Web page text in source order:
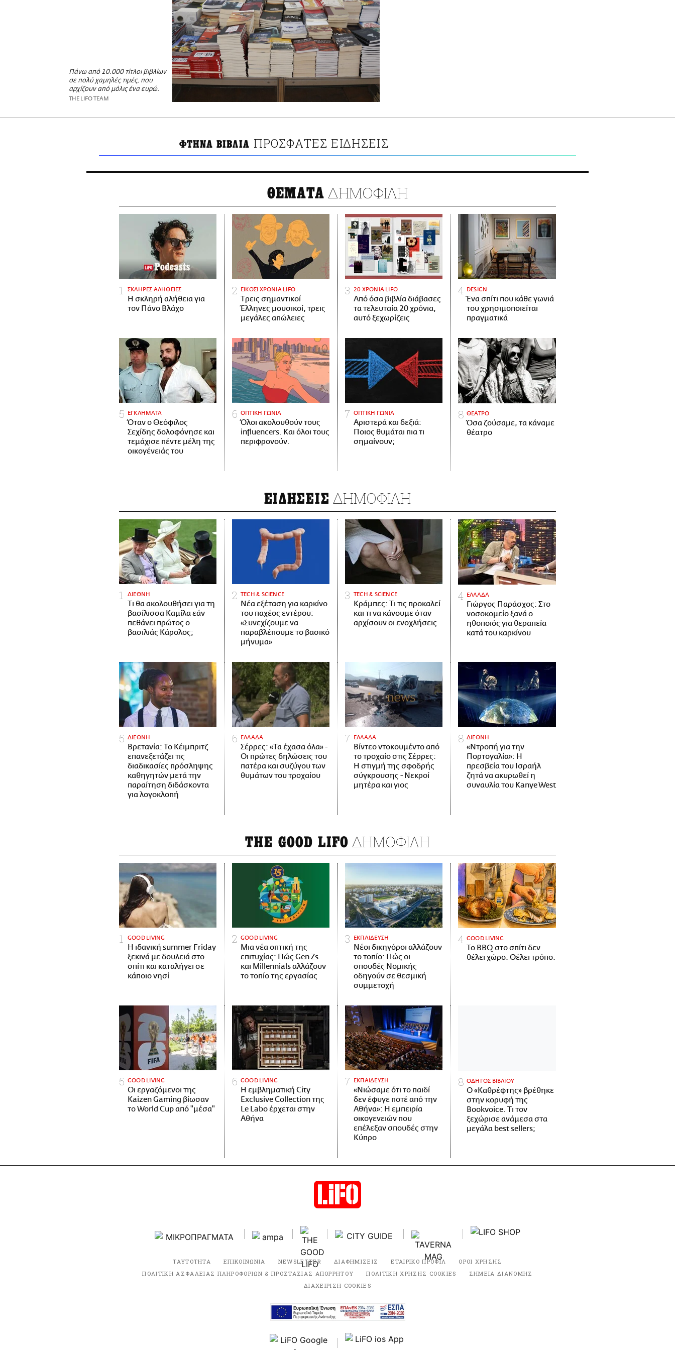
Πάνω από 10.000 τίτλοι βιβλίων
σε πολύ χαμηλές τιμές, που
αρχίζουν από μόλις ένα ευρώ.
THE LIFO TEAM
ΦΤΗΝΑ ΒΙΒΛΙΑ ΠΡΟΣΦΑΤΕΣ ΕΙΔΗΣΕΙΣ
ΘΕΜΑΤΑ ΔΗΜΟΦΙΛΗ
ΣΚΛΗΡΕΣ ΑΛΗΘΕΙΕΣ
H σκληρή αλήθεια για
τον Πάνο Βλάχο
ΕΙΚΟΣΙ ΧΡΟΝΙΑ LIFO
Tρεις σημαντικοί
Έλληνες μουσικοί, τρεις
μεγάλες απώλειες
20 ΧΡΟΝΙΑ LIFO
Από όσα βιβλία διάβασες
τα τελευταία 20 χρόνια,
αυτό ξεχωρίζεις
DESIGN
Ένα σπίτι που κάθε γωνιά
του χρησιμοποιείται
πραγματικά
ΕΓΚΛΗΜΑΤΑ
Όταν ο Θεόφιλος
Σεχίδης δολοφόνησε και
τεμάχισε πέντε μέλη της
οικογένειάς του
ΟΠΤΙΚΗ ΓΩΝΙΑ
Όλοι ακολουθούν τους
influencers. Και όλοι τους
περιφρονούν.
ΟΠΤΙΚΗ ΓΩΝΙΑ
Αριστερά και δεξιά:
Ποιος θυμάται πια τι
σημαίνουν;
ΘΕΑΤΡΟ
Όσα ζούσαμε, τα κάναμε
θέατρο
ΕΙΔΗΣΕΙΣ ΔΗΜΟΦΙΛΗ
ΔΙΕΘΝΗ
Τι θα ακολουθήσει για τη
βασίλισσα Καμίλα εάν
πεθάνει πρώτος ο
βασιλιάς Κάρολος;
ΤECH & SCIENCE
Νέα εξέταση για καρκίνο
του παχέος εντέρου:
«Συνεχίζουμε να
παραβλέπουμε το βασικό
μήνυμα»
ΤECH & SCIENCE
Κράμπες: Τι τις προκαλεί
και τι να κάνουμε όταν
αρχίσουν οι ενοχλήσεις
ΕΛΛΑΔΑ
Γιώργος Παράσχος: Στο
νοσοκομείο ξανά ο
ηθοποιός για θεραπεία
κατά του καρκίνου
ΔΙΕΘΝΗ
Βρετανία: Το Κέιμπριτζ
επανεξετάζει τις
διαδικασίες πρόσληψης
καθηγητών μετά την
παραίτηση διδάσκοντα
για λογοκλοπή
ΕΛΛΑΔΑ
Σέρρες: «Τα έχασα όλα» -
Οι πρώτες δηλώσεις του
πατέρα και συζύγου των
θυμάτων του τροχαίου
ΕΛΛΑΔΑ
Βίντεο ντοκουμέντο από
το τροχαίο στις Σέρρες:
Η στιγμή της σφοδρής
σύγκρουσης - Νεκροί
μητέρα και γιος
ΔΙΕΘΝΗ
«Ντροπή για την
Πορτογαλία»: Η
πρεσβεία του Ισραήλ
ζητά να ακυρωθεί η
συναυλία του Kanye West
THE GOOD LIFO ΔΗΜΟΦΙΛΗ
GOOD LIVING
Η ιδανική summer Friday
ξεκινά με δουλειά στο
σπίτι και καταλήγει σε
κάποιο νησί
GOOD LIVING
Μια νέα οπτική της
επιτυχίας: Πώς Gen Zs
και Millennials αλλάζουν
το τοπίο της εργασίας
ΕΚΠΑΙΔΕΥΣΗ
Νέοι δικηγόροι αλλάζουν
το τοπίο: Πώς οι
σπουδές Νομικής
οδηγούν σε θεσμική
συμμετοχή
GOOD LIVING
Το BBQ στο σπίτι δεν
θέλει χώρο. Θέλει τρόπο.
GOOD LIVING
Οι εργαζόμενοι της
Kaizen Gaming βίωσαν
το World Cup από "μέσα"
GOOD LIVING
Η εμβληματική City
Exclusive Collection της
Le Labo έρχεται στην
Αθήνα
ΕΚΠΑΙΔΕΥΣΗ
«Νιώσαμε ότι το παιδί
δεν έφυγε ποτέ από την
Αθήνα»: Η εμπειρία
οικογενειών που
επέλεξαν σπουδές στην
Κύπρο
ΟΔΗΓΟΣ ΒΙΒΛΙΟΥ
Ο «Καθρέφτης» βρέθηκε
στην κορυφή της
Bookvoice. Τι τον
ξεχώρισε ανάμεσα στα
μεγάλα best sellers;
ΤΑΥΤΟΤΗΤΑ ΕΠΙΚΟΙΝΩΝΙΑ NEWSLETTER ΔΙΑΦΗΜΙΣΕΙΣ ΕΤΑΙΡΙΚΟ ΠΡΟΦΙΛ
ΟΡΟΙ ΧΡΗΣΗΣ
ΠΟΛΙΤΙΚΗ ΑΣΦΑΛΕΙΑΣ ΠΛΗΡΟΦΟΡΙΩΝ & ΠΡΟΣΤΑΣΙΑΣ ΑΠΟΡΡΗΤΟΥ
ΠΟΛΙΤΙΚΗ ΧΡΗΣΗΣ COOKIES
ΣΗΜΕΙΑ ΔΙΑΝΟΜΗΣ
ΔΙΑΧΕΙΡΙΣΗ COOKIES